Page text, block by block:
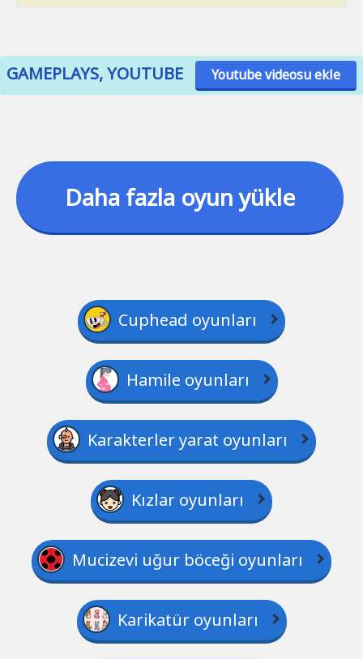
GAMEPLAYS, YOUTUBE Youtube videosu ekle
Daha fazla oyun yükle
Cuphead oyunları
Hamile oyunları
Karakterler yarat oyunları
Kızlar oyunları
Mucizevi uğur böceği oyunları
Karikatür oyunları